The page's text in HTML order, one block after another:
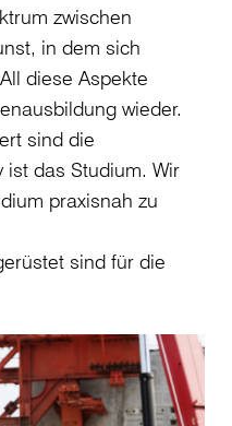
zwischen
in dem sich
diese Aspekte
wieder.
sind die
das Studium. Wir
praxisnah zu
sind für die